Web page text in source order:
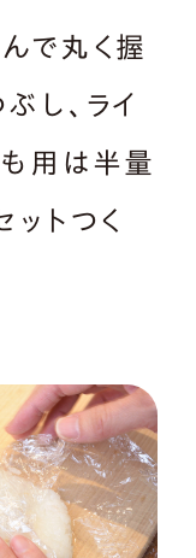
で丸く握
し、ライ
も用は半量
トつく